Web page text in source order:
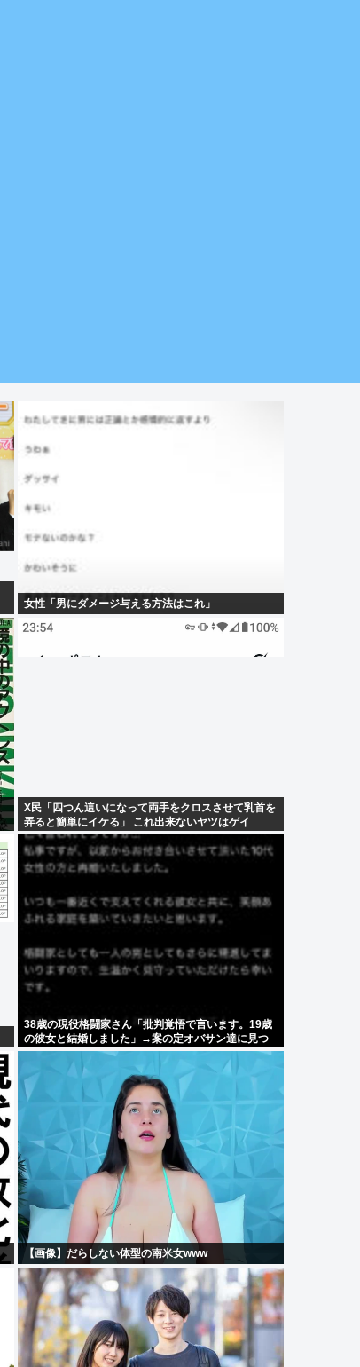
女性「男にダメージ与える方法はこれ」
X民「四つん這いになって両手をクロスさせて乳首を
弄ると簡単にイケる」 これ出来ないヤツはゲイ
38歳の現役格闘家さん「批判覚悟で言います。19歳
の彼女と結婚しました」→案の定オバサン達に見つ
かり炎上
【画像】だらしない体型の南米女www